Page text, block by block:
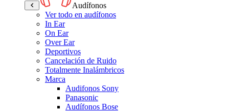
Audífonos
Ver todo en audífonos
In Ear
On Ear
Over Ear
Deportivos
Cancelación de Ruido
Totalmente Inalámbricos
Marca
Audifonos Sony
Panasonic
Audífonos Bose